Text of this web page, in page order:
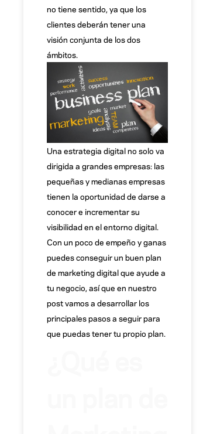
no tiene sentido, ya que los
clientes deberán tener una
visión conjunta de los dos
ámbitos.
Una estrategia digital no solo va
dirigida a grandes empresas: las
pequeñas y medianas empresas
tienen la oportunidad de darse a
conocer e incrementar su
visibilidad en el entorno digital.
Con un poco de empeño y ganas
puedes conseguir un buen plan
de marketing digital que ayude a
tu negocio, así que en nuestro
post vamos a desarrollar los
principales pasos a seguir para
que puedas tener tu propio plan.